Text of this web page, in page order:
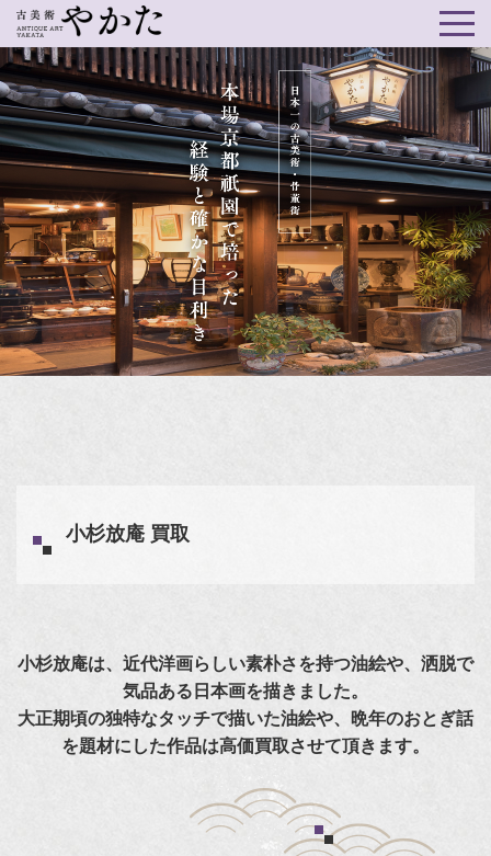
小杉放庵 買取
小杉放庵は、近代洋画らしい素朴さを持つ油絵や、洒脱で
気品ある日本画を描きました。
大正期頃の独特なタッチで描いた油絵や、晩年のおとぎ話
を題材にした作品は高価買取させて頂きます。